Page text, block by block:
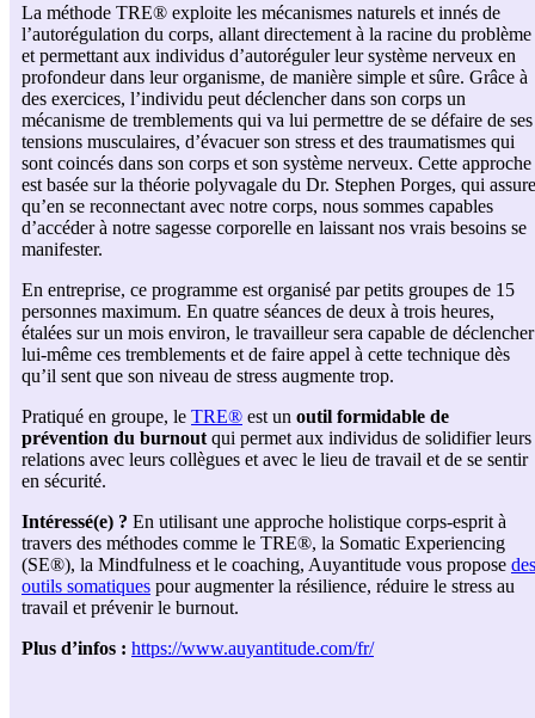
La méthode TRE® exploite les mécanismes naturels et innés de
l’autorégulation du corps, allant directement à la racine du problème
et permettant aux individus d’autoréguler leur système nerveux en
profondeur dans leur organisme, de manière simple et sûre. Grâce à
des exercices, l’individu peut déclencher dans son corps un
mécanisme de tremblements qui va lui permettre de se défaire de ses
tensions musculaires, d’évacuer son stress et des traumatismes qui
sont coincés dans son corps et son système nerveux. Cette approche
est basée sur la théorie polyvagale du Dr. Stephen Porges, qui assure
qu’en se reconnectant avec notre corps, nous sommes capables
d’accéder à notre sagesse corporelle en laissant nos vrais besoins se
manifester.
En entreprise, ce programme est organisé par petits groupes de 15
personnes maximum. En quatre séances de deux à trois heures,
étalées sur un mois environ, le travailleur sera capable de déclencher
lui-même ces tremblements et de faire appel à cette technique dès
qu’il sent que son niveau de stress augmente trop.
Pratiqué en groupe, le TRE® est un outil formidable de
prévention du burnout qui permet aux individus de solidifier leurs
relations avec leurs collègues et avec le lieu de travail et de se sentir
en sécurité.
Intéressé(e) ? En utilisant une approche holistique corps-esprit à
travers des méthodes comme le TRE®, la Somatic Experiencing
(SE®), la Mindfulness et le coaching, Auyantitude vous propose des
outils somatiques pour augmenter la résilience, réduire le stress au
travail et prévenir le burnout.
Plus d’infos : https://www.auyantitude.com/fr/